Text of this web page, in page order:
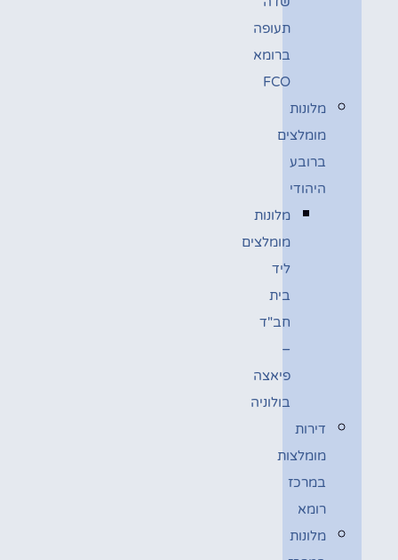
תעופה
ברומא
FCO
מלונות
מומלצים
ברובע
היהודי
מלונות
מומלצים
ליד
בית
חב"ד
–
פיאצה
בולוניה
דירות
מומלצות
במרכז
רומא
מלונות